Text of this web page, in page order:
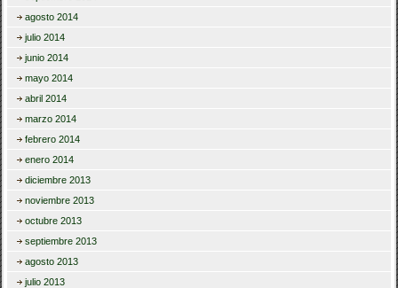
agosto 2014
julio 2014
junio 2014
mayo 2014
abril 2014
marzo 2014
febrero 2014
enero 2014
diciembre 2013
noviembre 2013
octubre 2013
septiembre 2013
agosto 2013
julio 2013